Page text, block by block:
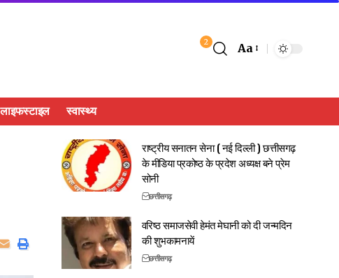
2 Aa
लाइफस्टाइल स्वास्थ्य
राष्ट्रीय सनातन सेना ( नई दिल्ली ) छत्तीसगढ़
के मीडिया प्रकोष्ठ के प्रदेश अध्यक्ष बने प्रेम
सोनी
छत्तीसगढ़
वरिष्ठ समाजसेवी हेमंत मेघानी को दी जन्मदिन
की शुभकामनायें
छत्तीसगढ़